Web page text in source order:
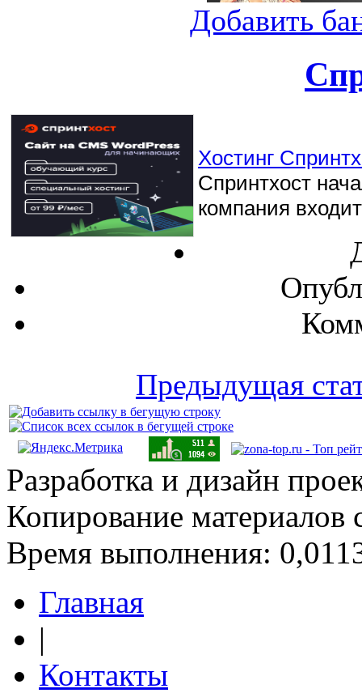
Добавить
Хостинг
Спринтхост
компания
Предыдущая
Разработка и дизайн
Копирование материалов
Время выполнения:
Главная
|
Контакты